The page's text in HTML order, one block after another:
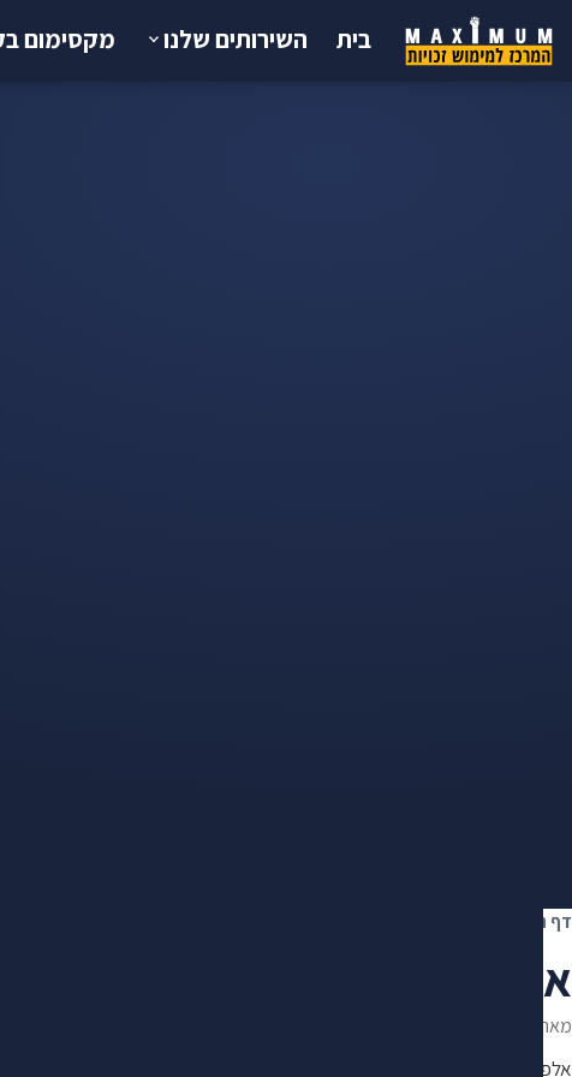
בית השירותים שלנו מקסימום
דף הבית
אובדן כושר עבודה זמני:
מאת
אלפי תיקים מול חברות הביטוח, קרנות הפנסיה והביטוח הלאומי. פיתח שיטת